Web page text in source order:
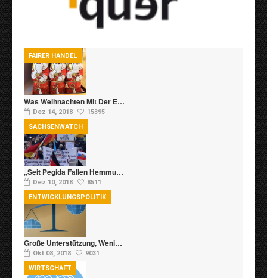
Was Weihnachten Mit Der E…
Dez 14, 2018 15395
FAIRER HANDEL
„Seit Pegida Fallen Hemmu…
Dez 10, 2018 8511
SACHSENWATCH
Große Unterstützung, Weni…
Okt 08, 2018 9031
ENTWICKLUNGSPOLITIK
WIRTSCHAFT